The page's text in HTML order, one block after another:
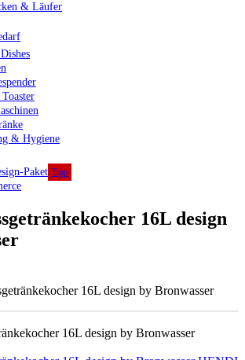
& Läufer
& Hygiene
Paket Tipp
16L design
16L design by Bronwasser